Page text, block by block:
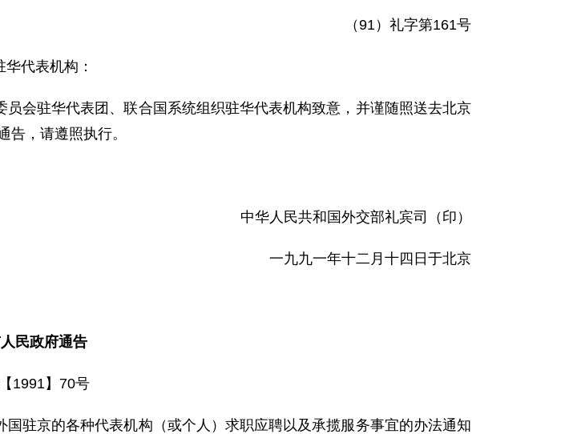
（91）礼字第161号
代表机构：
驻华代表团、联合国系统组织驻华代表机构致意，并谨随照送去北京
，请遵照执行。
中华人民共和国外交部礼宾司（印）
一九九一年十二月十四日于北京
民政府通告
1991】70号
京的各种代表机构（或个人）求职应聘以及承揽服务事宜的办法通知